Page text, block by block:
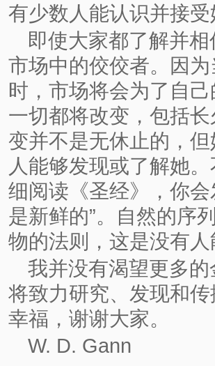
有少数人能认识并接受
即使大家都了解并
市场中的佼佼者。因
时，市场将会为了自
一切都将改变，包括
变并不是无休止的，
人能够发现或了解她
细阅读《圣经》，你
是新鲜的”。自然的序
物的法则，这是没有
我并没有渴望更多
将致力研究、发现和
幸福，谢谢大家。
W. D. Gann